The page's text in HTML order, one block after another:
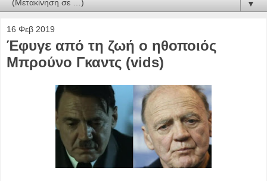
▼
16 Φεβ 2019
Έφυγε από τη ζωή ο ηθοποιός
Μπρούνο Γκαντς (vids)